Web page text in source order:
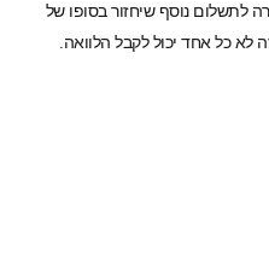
לתשלום נוסף שיחזור בסופו של
לא כל אחד יכול לקבל הלוואה.